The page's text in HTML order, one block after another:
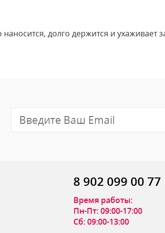
долго держится и ухаживает
8 902 099 00 77
Время работы:
Пн-Пт: 09:00-17:00
Сб: 09:00-13:00